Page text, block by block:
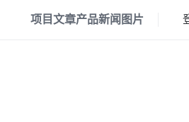
项目文章产品新闻 图片